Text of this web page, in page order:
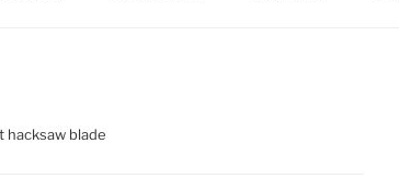
hacksaw blade